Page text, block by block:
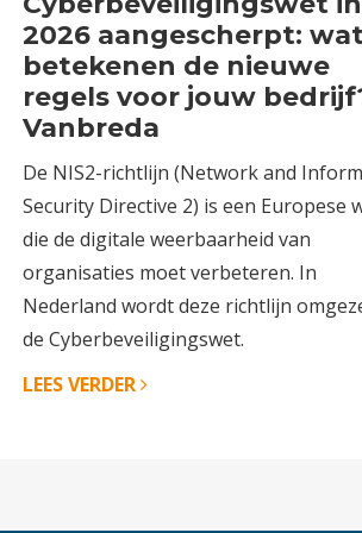
2026 aangescherpt: wat
betekenen de nieuwe
regels voor jouw
Vanbreda
De NIS2-richtlijn (Network and
Security Directive 2) is een Europese
die de digitale weerbaarheid van
organisaties moet verbeteren. In
Nederland wordt deze richtlijn
de Cyberbeveiligingswet.
LEES VERDER